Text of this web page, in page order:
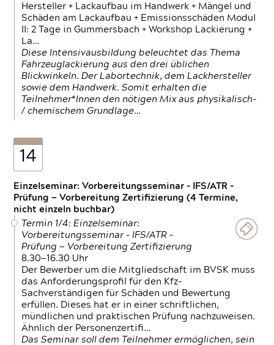
Hersteller + Lackaufbau im Handwerk + Mängel und
Schäden am Lackaufbau + Emissionsschäden Modul
II: 2 Tage in Gummersbach + Workshop Lackierung +
La…
Diese Intensivausbildung beleuchtet das Thema
Fahrzeuglackierung aus den drei üblichen
Blickwinkeln. Der Labortechnik, dem Lackhersteller
sowie dem Handwerk. Somit erhalten die
Teilnehmer*Innen den nötigen Mix aus physikalisch-
/ chemischem Grundlage…
14
Einzelseminar: Vorbereitungsseminar - IFS/ATR -
Prüfung — Vorbereitung Zertifizierung (4 Termine,
nicht einzeln buchbar)
Termin 1/4: Einzelseminar:
Vorbereitungsseminar - IFS/ATR -
Prüfung — Vorbereitung Zertifizierung
8.30—16.30 Uhr
Der Bewerber um die Mitgliedschaft im BVSK muss
das Anforderungsprofil für den Kfz-
Sachverständigen für Schäden und Bewertung
erfüllen. Dieses hat er in einer schriftlichen,
mündlichen und praktischen Prüfung nachzuweisen.
Ähnlich der Personenzertifi…
Das Seminar soll dem Teilnehmer ermöglichen, sein